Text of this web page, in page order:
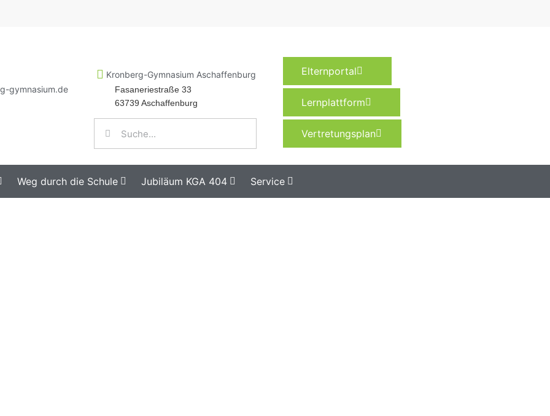
gymnasium.de
Kronberg-Gymnasium Aschaffenburg
Fasaneriestraße 33
63739 Aschaffenburg
Elternportal
Lernplattform
Vertretungsplan
Weg durch die Schule Jubiläum KGA 404 Service